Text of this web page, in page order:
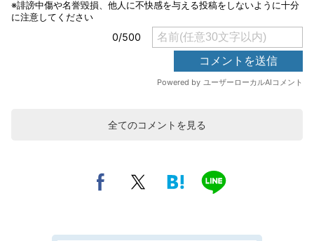
全てのコメントを見る